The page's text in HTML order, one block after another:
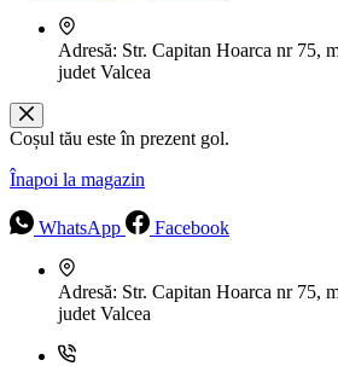
Adresă: Str. Capitan Hoarca nr 75,
judet Valcea
Coșul tău este în prezent gol.
Înapoi la magazin
WhatsApp Facebook
Adresă: Str. Capitan Hoarca nr 75,
judet Valcea